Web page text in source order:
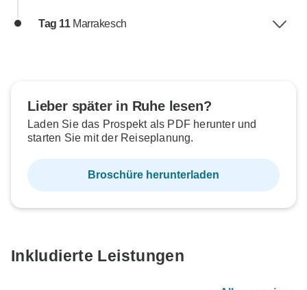
Tag 11 Marrakesch
Lieber später in Ruhe lesen?
Laden Sie das Prospekt als PDF herunter und
starten Sie mit der Reiseplanung.
Broschüre herunterladen
Inkludierte Leistungen